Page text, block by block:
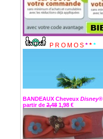
P R O M O S * * *
BANDEAUX Cheveux Disney®
partir de 2,48 1,98 €